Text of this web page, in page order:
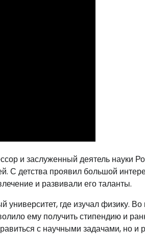
и заслуженный деятель науки
С детства проявил большой
и развивали его таланты.
где изучал физику.
ему получить стипендию и
с научными задачами, но и